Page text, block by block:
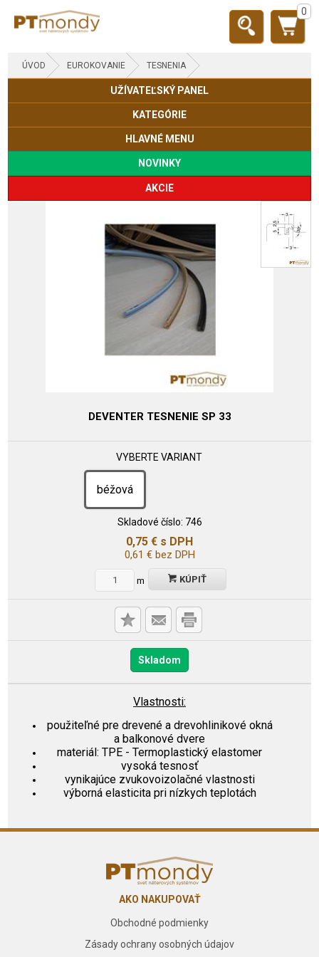
0
ÚVOD EUROKOVANIE TESNENIA
UŽÍVATEĽSKÝ PANEL
KATEGÓRIE
HLAVNÉ MENU
NOVINKY
AKCIE
DEVENTER TESNENIE SP 33
VYBERTE VARIANT
béžová
Skladové číslo: 746
0,75 € s DPH
0,61 €bez DPH
m KÚPIŤ
Skladom
Vlastnosti:
použiteľné pre drevené a drevohlinikové okná
a balkonové dvere
materiál: TPE - Termoplastický elastomer
vysoká tesnosť
vynikajúce zvukovoizolačné vlastnosti
výborná elasticita pri nízkych teplotách
AKO NAKUPOVAŤ
Obchodné podmienky
Zásady ochrany osobných údajov